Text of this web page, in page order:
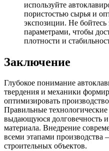
используйте
пористостью сырья и
экспозиции. Не бойтесь
параметрами, чтобы
плотности и
Заключение
Глубокое понимание
твердения и механики
оптимизировать
Правильные
выдающуюся долговечность и
материала. Внедрение
всеми этапами
строительных объектов.